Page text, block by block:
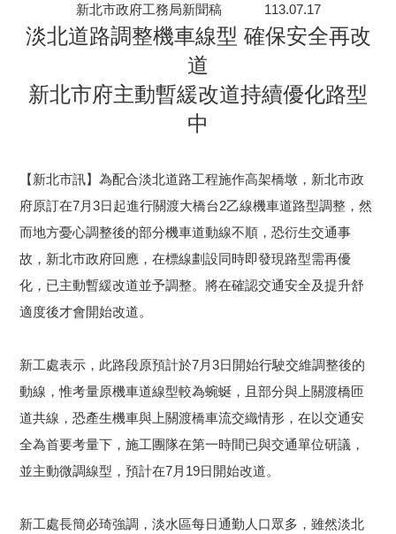
新北市政府工務局新聞稿 113.07.17
淡北道路調整機車線型 確保安全再改
道
新北市府主動暫緩改道持續優化路型
中
【新北市訊】為配合淡北道路工程施作高架橋墩，新北市政
府原訂在7月3日起進行關渡大橋台2乙線機車道路型調整，然
而地方憂心調整後的部分機車道動線不順，恐衍生交通事
故，新北市政府回應，在標線劃設同時即發現路型需再優
化，已主動暫緩改道並予調整。將在確認交通安全及提升舒
適度後才會開始改道。
新工處表示，此路段原預計於7月3日開始行駛交維調整後的
動線，惟考量原機車道線型較為蜿蜒，且部分與上關渡橋匝
道共線，恐產生機車與上關渡橋車流交織情形，在以交通安
全為首要考量下，施工團隊在第一時間已與交通單位研議，
並主動微調線型，預計在7月19日開始改道。
新工處長簡必琦強調，淡水區每日通勤人口眾多，雖然淡北